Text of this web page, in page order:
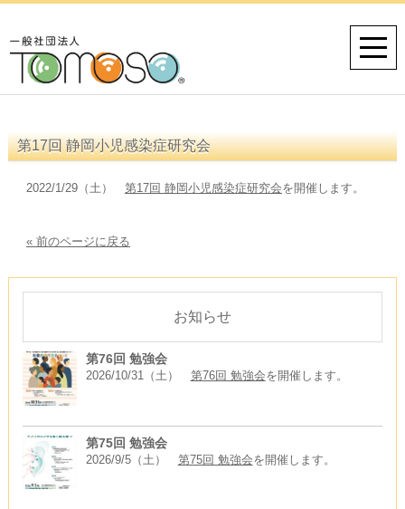
第17回 静岡小児感染症研究会
2022/1/29（土） 第17回 静岡小児感染症研究会を開催します。
« 前のページに戻る
お知らせ
第76回 勉強会
2026/10/31（土） 第76回 勉強会を開催します。
第75回 勉強会
2026/9/5（土） 第75回 勉強会を開催します。